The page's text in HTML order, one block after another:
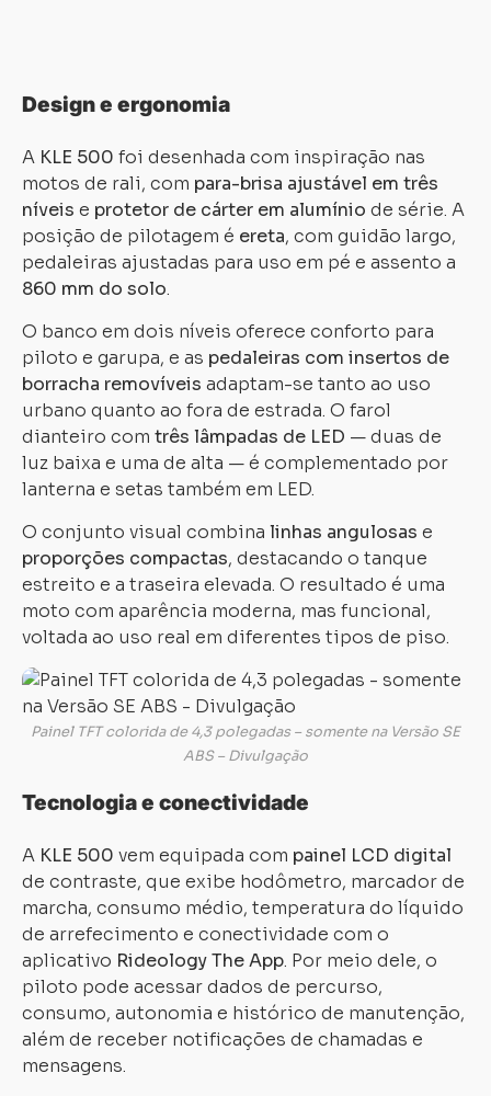
Design e ergonomia
A KLE 500 foi desenhada com inspiração nas
motos de rali, com para-brisa ajustável em três
níveis e protetor de cárter em alumínio de série. A
posição de pilotagem é ereta, com guidão largo,
pedaleiras ajustadas para uso em pé e assento a
860 mm do solo.
O banco em dois níveis oferece conforto para
piloto e garupa, e as pedaleiras com insertos de
borracha removíveis adaptam-se tanto ao uso
urbano quanto ao fora de estrada. O farol
dianteiro com três lâmpadas de LED — duas de
luz baixa e uma de alta — é complementado por
lanterna e setas também em LED.
O conjunto visual combina linhas angulosas e
proporções compactas, destacando o tanque
estreito e a traseira elevada. O resultado é uma
moto com aparência moderna, mas funcional,
voltada ao uso real em diferentes tipos de piso.
Painel TFT colorida de 4,3 polegadas – somente na Versão SE
ABS – Divulgação
Tecnologia e conectividade
A KLE 500 vem equipada com painel LCD digital
de contraste, que exibe hodômetro, marcador de
marcha, consumo médio, temperatura do líquido
de arrefecimento e conectividade com o
aplicativo Rideology The App. Por meio dele, o
piloto pode acessar dados de percurso,
consumo, autonomia e histórico de manutenção,
além de receber notificações de chamadas e
mensagens.
Carregando...
Carregando...